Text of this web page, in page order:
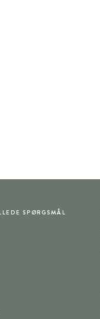
SPØRGSMÅL